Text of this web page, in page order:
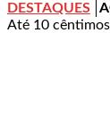
DESTAQUES
Até 10